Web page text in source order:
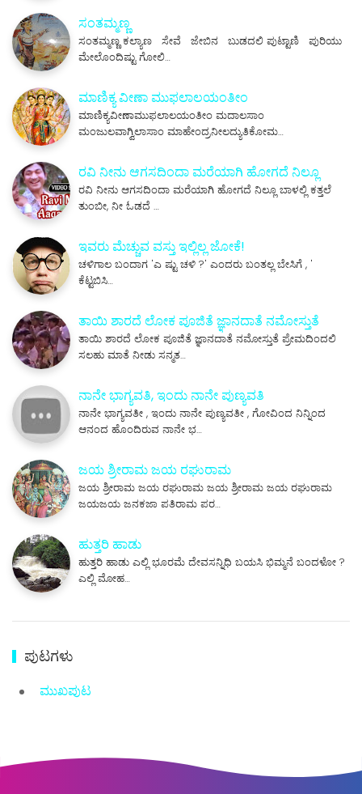
ಸಂತಮ್ಮಣ್ಣ
ಸಂತಮ್ಮಣ್ಣ ಕಲ್ಯಾಣ ಸೇವೆ ಜೇಬಿನ ಬುಡದಲಿ ಪುಟ್ಟಾಣಿ ಪುರಿಯು
ಮೇಲೊಂದಿಷ್ಟು ಗೋಲಿ…
ಮಾಣಿಕ್ಯ ವೀಣಾ ಮುಫಲಾಲಯಂತೀಂ
ಮಾಣಿಕ್ಯವೀಣಾಮುಫಲಾಲಯಂತೀಂ ಮದಾಲಸಾಂ
ಮಂಜುಲವಾಗ್ವಿಲಾಸಾಂ ಮಾಹೇಂದ್ರನೀಲದ್ಯುತಿಕೋಮ…
ರವಿ ನೀನು ಆಗಸದಿಂದಾ ಮರೆಯಾಗಿ ಹೋಗದೆ ನಿಲ್ಲೂ
ರವಿ ನೀನು ಆಗಸದಿಂದಾ ಮರೆಯಾಗಿ ಹೋಗದೆ ನಿಲ್ಲೂ ಬಾಳಲ್ಲಿ ಕತ್ತಲೆ
ತುಂಬೀ, ನೀ ಓಡದೆ …
ಇವರು ಮೆಚ್ಚುವ ವಸ್ತು ಇಲ್ಲಿಲ್ಲ ಜೋಕೆ!
ಚಳಿಗಾಲ ಬಂದಾಗ 'ಎ ಷ್ಟು ಚಳಿ ?' ಎಂದರು ಬಂತಲ್ಲ ಬೇಸಿಗೆ , '
ಕೆಟ್ಟಬಿಸಿ…
ತಾಯಿ ಶಾರದೆ ಲೋಕ ಪೂಜಿತೆ ಜ್ಞಾನದಾತೆ ನಮೋಸ್ತುತೆ
ತಾಯಿ ಶಾರದೆ ಲೋಕ ಪೂಜಿತೆ ಜ್ಞಾನದಾತೆ ನಮೋಸ್ತುತೆ ಪ್ರೇಮದಿಂದಲಿ
ಸಲಹು ಮಾತೆ ನೀಡು ಸನ್ಮತ…
ನಾನೇ ಭಾಗ್ಯವತಿ, ಇಂದು ನಾನೇ ಪುಣ್ಯವತಿ
ನಾನೇ ಭಾಗ್ಯವತೀ , ಇಂದು ನಾನೇ ಪುಣ್ಯವತೀ , ಗೋವಿಂದ ನಿನ್ನಿಂದ
ಆನಂದ ಹೊಂದಿರುವ ನಾನೇ ಭ…
ಜಯ ಶ್ರೀರಾಮ ಜಯ ರಘುರಾಮ
ಜಯ ಶ್ರೀರಾಮ ಜಯ ರಘುರಾಮ ಜಯ ಶ್ರೀರಾಮ ಜಯ ರಘುರಾಮ
ಜಯಜಯ ಜನಕಜಾ ಪತಿರಾಮ ಪರ…
ಹುತ್ತರಿ ಹಾಡು
ಹುತ್ತರಿ ಹಾಡು ಎಲ್ಲಿ ಭೂರಮೆ ದೇವಸನ್ನಿಧಿ ಬಯಸಿ ಭಿಮ್ಮನೆ ಬಂದಳೋ ?
ಎಲ್ಲಿ ಮೋಹ…
ಪುಟಗಳು
ಮುಖಪುಟ